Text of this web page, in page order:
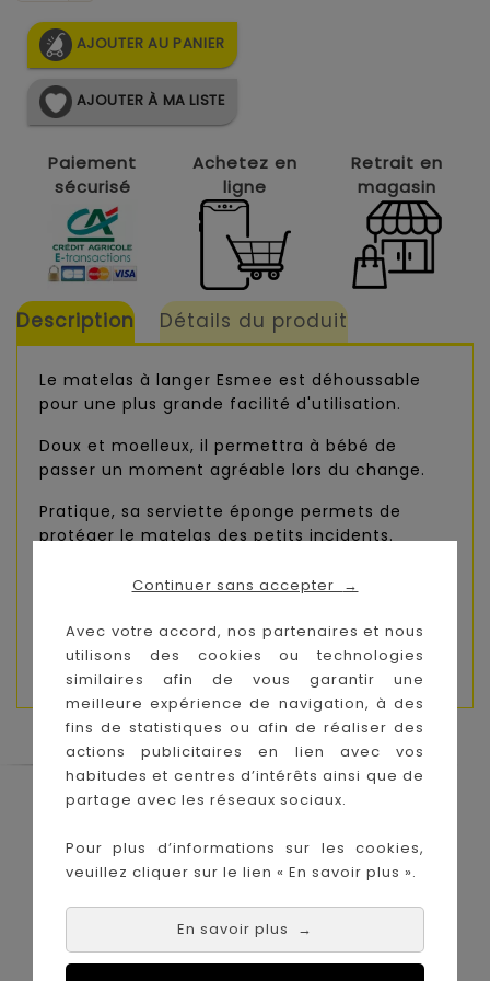
Continuer sans accepter →
Avec votre accord, nos partenaires et nous
utilisons des cookies ou technologies
similaires afin de vous garantir une
meilleure expérience de navigation, à des
fins de statistiques ou afin de réaliser des
actions publicitaires en lien avec vos
habitudes et centres d’intérêts ainsi que de
partage avec les réseaux sociaux.
Pour plus d’informations sur les cookies,
veuillez cliquer sur le lien « En savoir plus ».
En savoir plus →
AJOUTER AU PANIER
AJOUTER À MA LISTE
Paiement
sécurisé
Achetez en
ligne
Retrait en
magasin
Description Détails du produit
Le matelas à langer Esmee est déhoussable
pour une plus grande facilité d'utilisation.
Doux et moelleux, il permettra à bébé de
passer un moment agréable lors du change.
Pratique, sa serviette éponge permets de
protéger le matelas des petits incidents.
Composition :
Dimensions : 52 x 68 x 6 cm
Le Coin des Petits propose les plus
meilleurs prix sur l'île de la Réunion !
La Réunion :